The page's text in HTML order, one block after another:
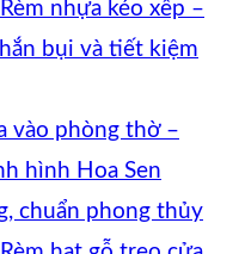
nhựa kéo xếp –
bụi và tiết kiệm
vào phòng thờ –
hình Hoa Sen
chuẩn phong thủy